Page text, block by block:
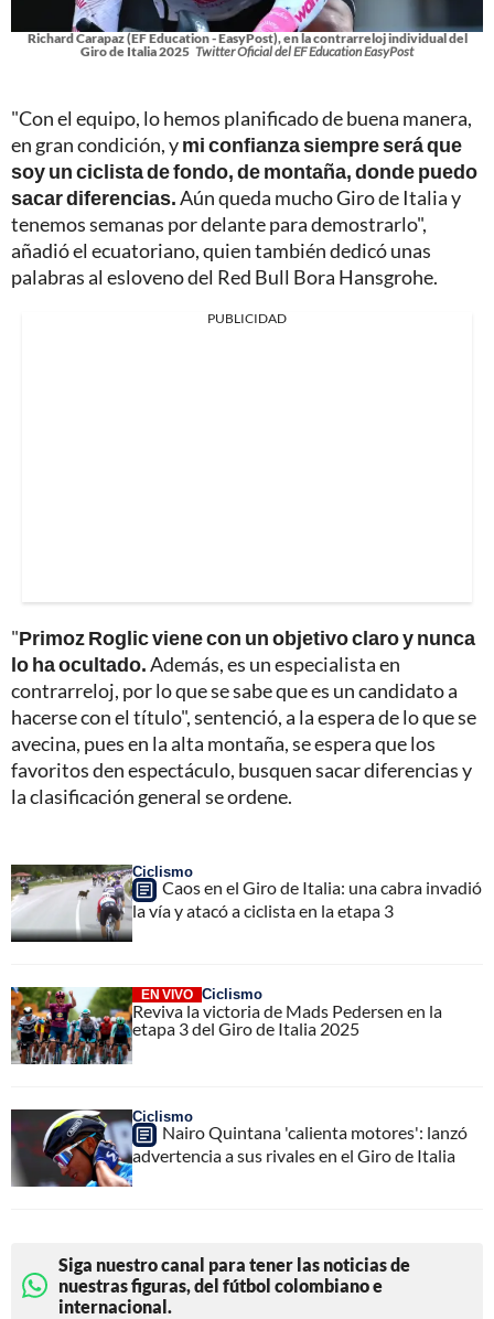
Richard Carapaz (EF Education - EasyPost), en la contrarreloj individual del
Giro de Italia 2025 Twitter Oficial del EF Education EasyPost
"Con el equipo, lo hemos planificado de buena manera,
en gran condición, ymi confianza siempre será que
soy un ciclista de fondo, de montaña, donde puedo
sacar diferencias.Aún queda mucho Giro de Italia y
tenemos semanas por delante para demostrarlo",
añadió el ecuatoriano, quien también dedicó unas
palabras al esloveno del Red Bull Bora Hansgrohe.
PUBLICIDAD
"Primoz Roglic viene con un objetivo claro y nunca
lo ha ocultado.Además, es un especialista en
contrarreloj, por lo que se sabe que es un candidato a
hacerse con el título", sentenció, a la espera de lo que se
avecina, pues en la alta montaña, se espera que los
favoritos den espectáculo, busquen sacar diferencias y
la clasificación general se ordene.
Ciclismo
Caos en el Giro de Italia: una cabra invadió
la vía y atacó a ciclista en la etapa 3
EN VIVO Ciclismo
Reviva la victoria de Mads Pedersen en la
etapa 3 del Giro de Italia 2025
Ciclismo
Nairo Quintana 'calienta motores': lanzó
advertencia a sus rivales en el Giro de Italia
Siga nuestro canal para tener las noticias de
nuestras figuras, del fútbol colombiano e
internacional.